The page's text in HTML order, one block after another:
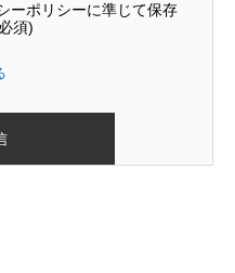
ーポリシーに準じて保存
須)